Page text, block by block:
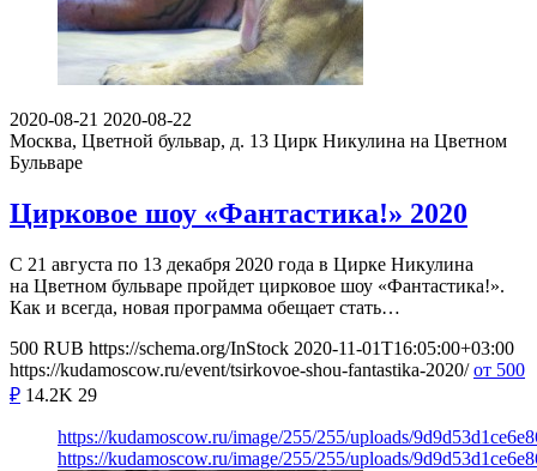
2020-08-21 2020-08-22
Москва, Цветной бульвар, д. 13 Цирк Никулина на Цветном
Бульваре
Цирковое шоу «Фантастика!» 2020
С 21 августа по 13 декабря 2020 года в Цирке Никулина
на Цветном бульваре пройдет цирковое шоу «Фантастика!».
Как и всегда, новая программа обещает стать…
500 RUB https://schema.org/InStock 2020-11-01T16:05:00+03:00
https://kudamoscow.ru/event/tsirkovoe-shou-fantastika-2020/ от 500
₽ 14.2K 29
https://kudamoscow.ru/image/255/255/uploads/
https://kudamoscow.ru/image/255/255/uploads/